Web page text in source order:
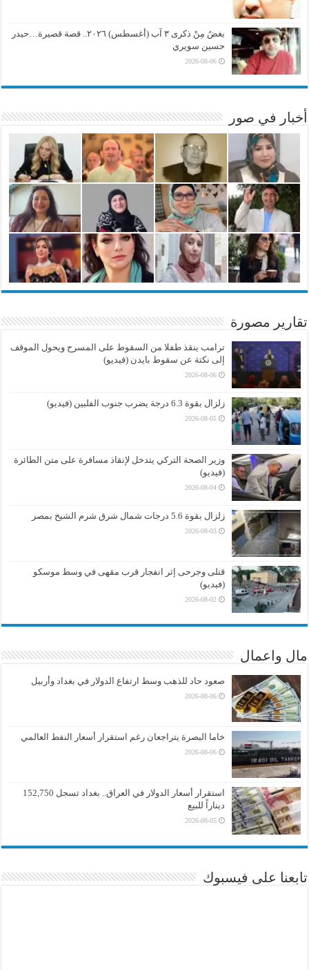
بغضُ مِنْ ذكرى ٣ آب (أغسطس) ٢٠٢٦.. قصة قصيرة…حيدر
حسين سويري
2026-08-06
أخبار في صور
تقارير مصورة
ترامب ينقذ طفلا من السقوط على المسرح ويحول الموقف
إلى نكتة عن سقوط بايدن (فيديو)
2026-08-06
زلزال بقوة 6.3 درجة يضرب جنوب الفلبين (فيديو)
2026-08-05
وزير الصحة التركي يتدخل لإنقاذ مسافرة على متن الطائرة
(فيديو)
2026-08-04
زلزال بقوة 5.6 درجات شمال شرق شرم الشيخ بمصر
2026-08-03
قتلى وجرحى إثر انفجار قرب مقهى في وسط موسكو
(فيديو)
2026-08-02
مال واعمال
صعود حاد للذهب وسط ارتفاع الدولار في بغداد وأربيل
2026-08-06
خاما البصرة يتراجعان رغم استقرار أسعار النفط العالمي
2026-08-06
استقرار أسعار الدولار في العراق.. بغداد تسجل 152,750
ديناراً للبيع
2026-08-05
تابعنا على فيسبوك